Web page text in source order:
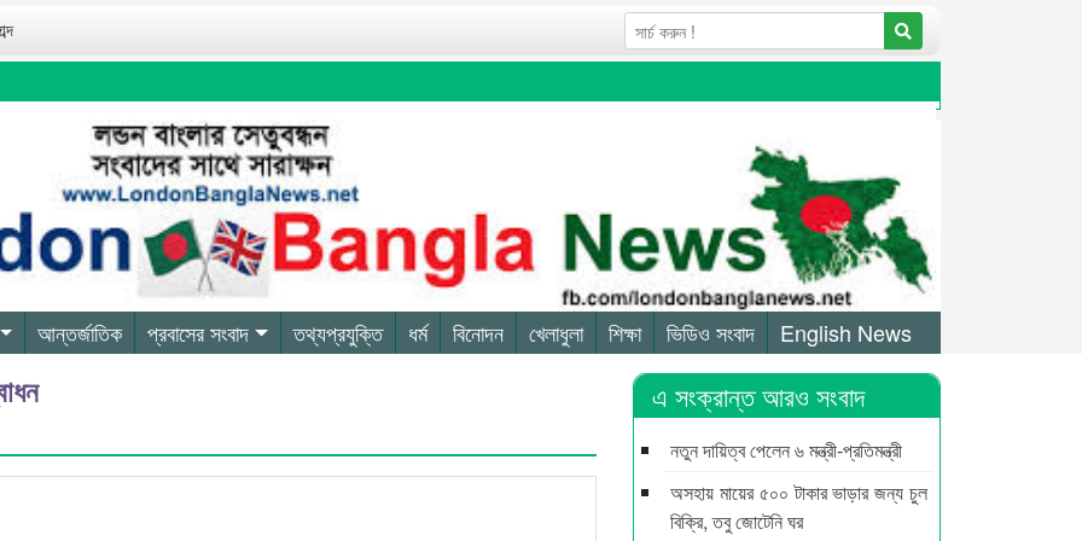
আন্তর্জাতিক প্রবাসের সংবাদ তথ্যপ্রযুক্তি ধর্ম বিনোদন খেলাধুলা শিক্ষা ভিডিও সংবাদ English News
এ সংক্রান্ত আরও সংবাদ
নতুন দায়িত্ব পেলেন ৬ মন্ত্রী-প্রতিমন্ত্রী
অসহায় মায়ের ৫০০ টাকার ভাড়ার জন্য চুল
বিক্রি, তবু জোটেনি ঘর